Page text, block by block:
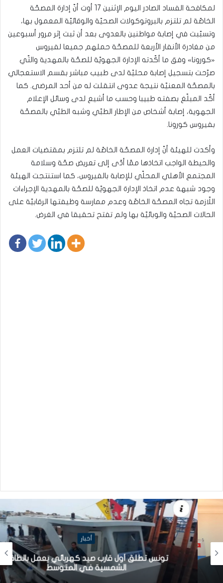
لمكافحة الفساد الصادر اليوم الإثنين 17 أوت أنّ إدارة المصحّة
الخاصّة لم تلتزم بالبروتوكولات الصحيّة والوقائيّة المعمول بها،
وتسبّبت في إصابة مواطنين بالعدوى بعد أن ثبت إثر مرور أسبوعين
من مغادرة الأنفار الأربعة للمصحّة حملهم جميعا لفيروس
«كورونا» وفق ما أكّدته الإدارة الجهويّة للصحّة بالمهدية والتّي
صرّحت بتسجيل إصابة محليّة لدى طبيب مباشر بقسم الاستعجالي
بالمصحّة المعنيّة نتيجة عدوى انتقلت له من أحد المرضى. كما
أكّد المبلّغ بصفته طبيبا وحسب ما أشيع لدى وسائل الإعلام
الجهوية، إصابة أشخاص من الإطار الطبّي وشبه الطبّي بالمصحّة
بفيروس كورونا.
وأكدت للهيئة أنّ إدارة المصحّة الخاصّة لم تلتزم بمقتضيات العمل
والحيطة الواجب اتخاذها ممّا أدّى إلى تعريض صحّة وسلامة
المجتمع الأهلي المحلّي للإصابة بالفيروس، كما استنتجت الهيئة
وجود شبهة عدم اتخاذ الإدارة الجهويّة للصحّة بالمهدية الإجراءات
اللّازمة تجاه المصحّة الخاصّة وعدم ممارسة وظيفتها الرقابيّة على
الحالات الصحيّة والوبائيّة بها ولم تفتح تحقيقا في الغرض.
أخبار
تونس تطلق أول قارب صيد كهربائي يعمل بالطاقة
الشمسية في المتوسط